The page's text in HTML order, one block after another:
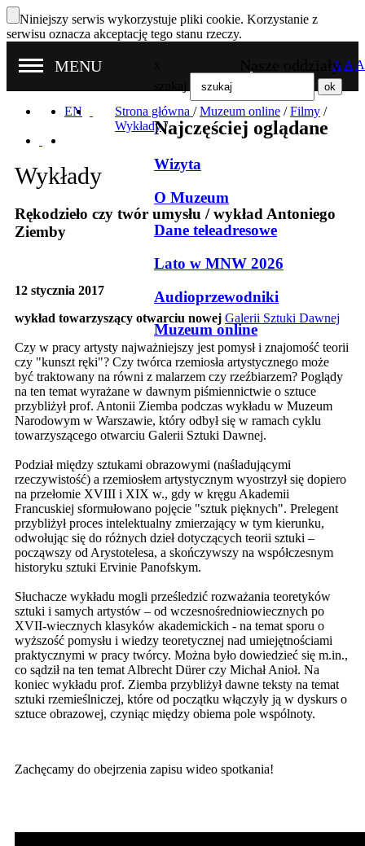
Niniejszy serwis wykorzystuje pliki cookie. Korzystanie z
serwisu oznacza akceptację tego stanu rzeczy.
Nasze oddziały
MENU
Najczęściej oglądane
Wizyta
O Muzeum
Dane teleadresowe
Lato w MNW 2026
Audioprzewodniki
Muzeum online
A A A
EN Strona główna / Muzeum online /Filmy /
Wykłady/
Wykłady
Rękodzieło czy twór umysłu / wykład Antoniego
Ziemby
12 stycznia 2017
wykład towarzyszący otwarciu nowej Galerii Sztuki Dawnej
Czy w pracy artysty najważniejszy jest pomysł i znajomość teorii
czy "kunszt ręki"? Czy twórca rzemiosła artystycznego może
być traktowany na równi z malarzem czy rzeźbiarzem? Poglądy
na ten temat wyrażane w dawnym piśmiennictwie o sztuce
przybliżył prof. Antonii Ziemba podczas wykładu w Muzeum
Narodowym w Warszawie, który odbył się w ramach cyklu
towarzyszącego otwarciu Galerii Sztuki Dawnej.
Podział między sztukami obrazowymi (naśladującymi
rzeczywistość) a rzemiosłem artystycznym wyostrzył się dopiero
na przełomie XVIII i XIX w., gdy w kręgu Akademii
Francuskiej sformułowano pojęcie "sztuk pięknych". Prelegent
przybliżył proces intelektualny zmierzający w tym kierunku,
odwołując się do różnych dzieł dotyczących teorii sztuki –
począwszy od Arystotelesa, a skończywszy na współczesnym
historyku sztuki Ervinie Panofskym.
Słuchacze wykładu mogli prześledzić rozważania teoretyków
sztuki i samych artystów – od wczesnośredniowiecznych po
XVII-wiecznych klasyków akademickich - na temat sporu o
wyższość pomysłu i wiedzy teoretycznej nad umiejętnościami
praktycznymi w pracy twórcy. Można było dowiedzieć się m.in.,
co sądził na ten temat Albrecht Dürer czy Michał Anioł. Na
koniec wykładu prof. Ziemba przybliżył dawne teksty na temat
sztuki rzemieślniczej, które od początku włączyły ją w dyskurs o
sztuce obrazowej, czyniąc między obiema pole wspólnoty.
Zachęcamy do obejrzenia zapisu wideo spotkania!